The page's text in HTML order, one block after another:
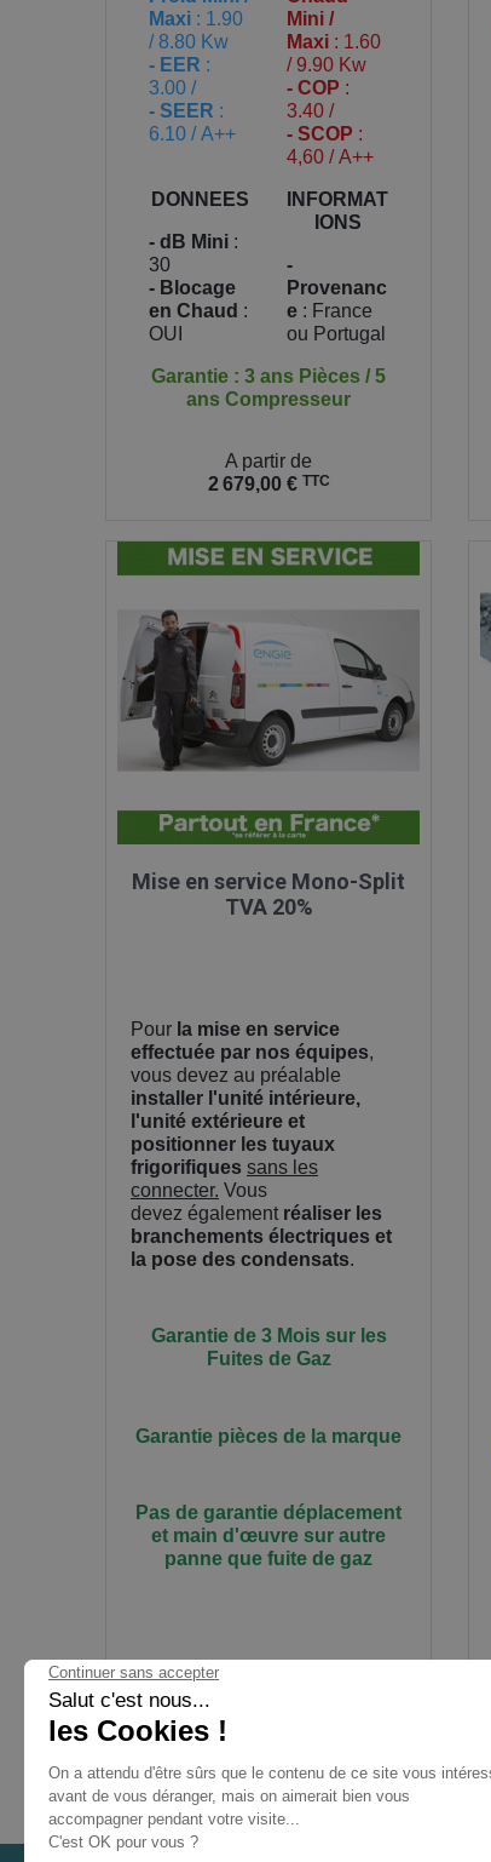
Maxi : 1.90
/ 8.80 Kw
- EER :
3.00 /
- SEER :
6.10 / A++
Mini /
Maxi : 1.60
/ 9.90 Kw
- COP :
3.40 /
- SCOP :
4,60 / A++
DONNEES
- dB Mini :
30
- Blocage
en Chaud :
OUI
INFORMAT
IONS
-
Provenanc
e : France
ou Portugal
Garantie : 3 ans Pièces / 5
ans Compresseur
A partir de
2 679,00 € TTC
Mise en service Mono-Split
TVA 20%
Pour la mise en service
effectuée par nos équipes,
vous devez au préalable
installer l'unité intérieure,
l'unité extérieure et
positionner les tuyaux
frigorifiques sans les
connecter. Vous
devez également réaliser les
branchements électriques et
la pose des condensats.
Garantie de 3 Mois sur les
Fuites de Gaz
Garantie pièces de la marque
Pas de garantie déplacement
et main d'œuvre sur autre
panne que fuite de gaz
Prix 295,00 €TTC